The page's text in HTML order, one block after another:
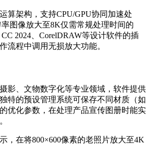
算架构，支持CPU/GPU协同加速处
图像放大至8K仅需常规处理时间的
CC 2024、CorelDRAW等设计软件的插
流程中调用无损放大功能。
影、文物数字化等专业领域，软件提供
特的预设管理系统可保存不同材质（如
优化参数，在处理产品宣传图册时能实
，在将800×600像素的老照片放大至4K